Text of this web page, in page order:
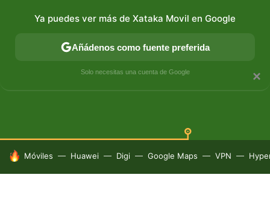
HOY SE HABLA DE
Móviles Huawei Digi Google Maps VPN
×
Ya puedes ver más de Xataka Movil en Google
Añádenos como fuente preferida
Solo necesitas una cuenta de Google